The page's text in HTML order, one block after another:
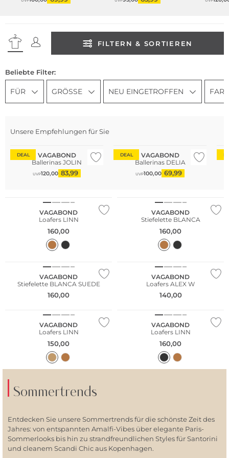
FILTERN & SORTIEREN
Beliebte Filter:
FÜR GRÖSSE NEU EINGETROFFEN
Unsere Empfehlungen für Sie
DEAL
VAGABOND
Ballerinas JOLIN
UVP120,00 83,99
DEAL
VAGABOND
Ballerinas DELIA
UVP100,00 69,99
VAGABOND
Loafers LINN
160,00
VAGABOND
Stiefelette BLANCA
160,00
VAGABOND
Stiefelette BLANCA SUEDE
160,00
VAGABOND
Loafers ALEX W
140,00
VAGABOND
Loafers LINN
150,00
VAGABOND
Loafers LINN
160,00
Sommertrends
Entdecken Sie unsere Sommertrends für die schönste Zeit des
Jahres: von entspannten Amalfi-Vibes über elegante Paris-
Sommerlooks bis hin zu strandfreundlichen Styles für Santorini
und cleanem Scandi Chic aus Kopenhagen.